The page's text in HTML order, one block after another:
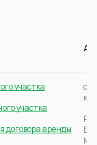
участка
участка
договора аренды